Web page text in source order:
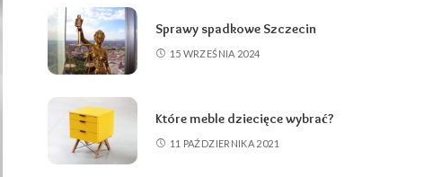
Sprawy spadkowe Szczecin
15 WRZEŚNIA 2024
Które meble dziecięce wybrać?
11 PAŹDZIERNIKA 2021